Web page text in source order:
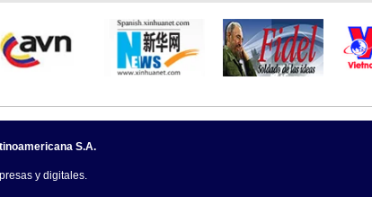
S.A.
y digitales.